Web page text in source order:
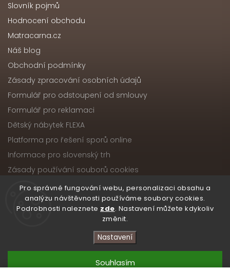
Pro správné fungování webu, personalizaci obsahu a
analýzu návštěvnosti používáme soubory cookies.
Podrobnosti naleznete zde. Nastavení můžete kdykoliv
změnit.
Nastavení
Souhlasím
Slovník pojmů
Hodnocení obchodu
Matracarna.cz
Náš blog
Obchodní podmínky
Zásady zpracování osobních údajů
Formulář pro odstoupení od smlouvy
Formulář pro reklamaci
Dětský nábytek FLEXA
Platforma pro řešení sporů online
Informace pro slovenský trh
Zásady používání souborů cookies
Copyright 2026Nábytek ATIKA, s.r.o.. Všechna práva
vyhrazena.
Upravit nastavení cookies
VytvořilShoptet| DesignShoptak.cz